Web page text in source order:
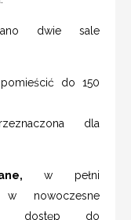
dwie sale
do 150
dla
w pełni
w nowoczesne
dostęp do